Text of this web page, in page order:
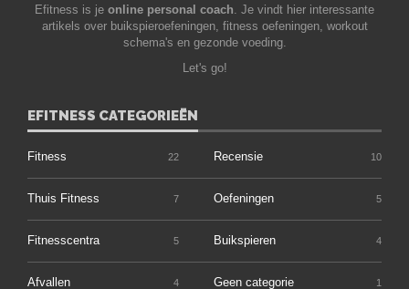
Efitness is je online personal coach . Je vindt hier interessante
artikels over buikspieroefeningen, fitness oefeningen, workout
schema's en gezonde voeding.
Let's go!
EFITNESS CATEGORIEËN
Fitness 22 Recensie 10
Thuis Fitness 7 Oefeningen 5
Fitnesscentra 5 Buikspieren 4
Afvallen 4 Geen categorie 1